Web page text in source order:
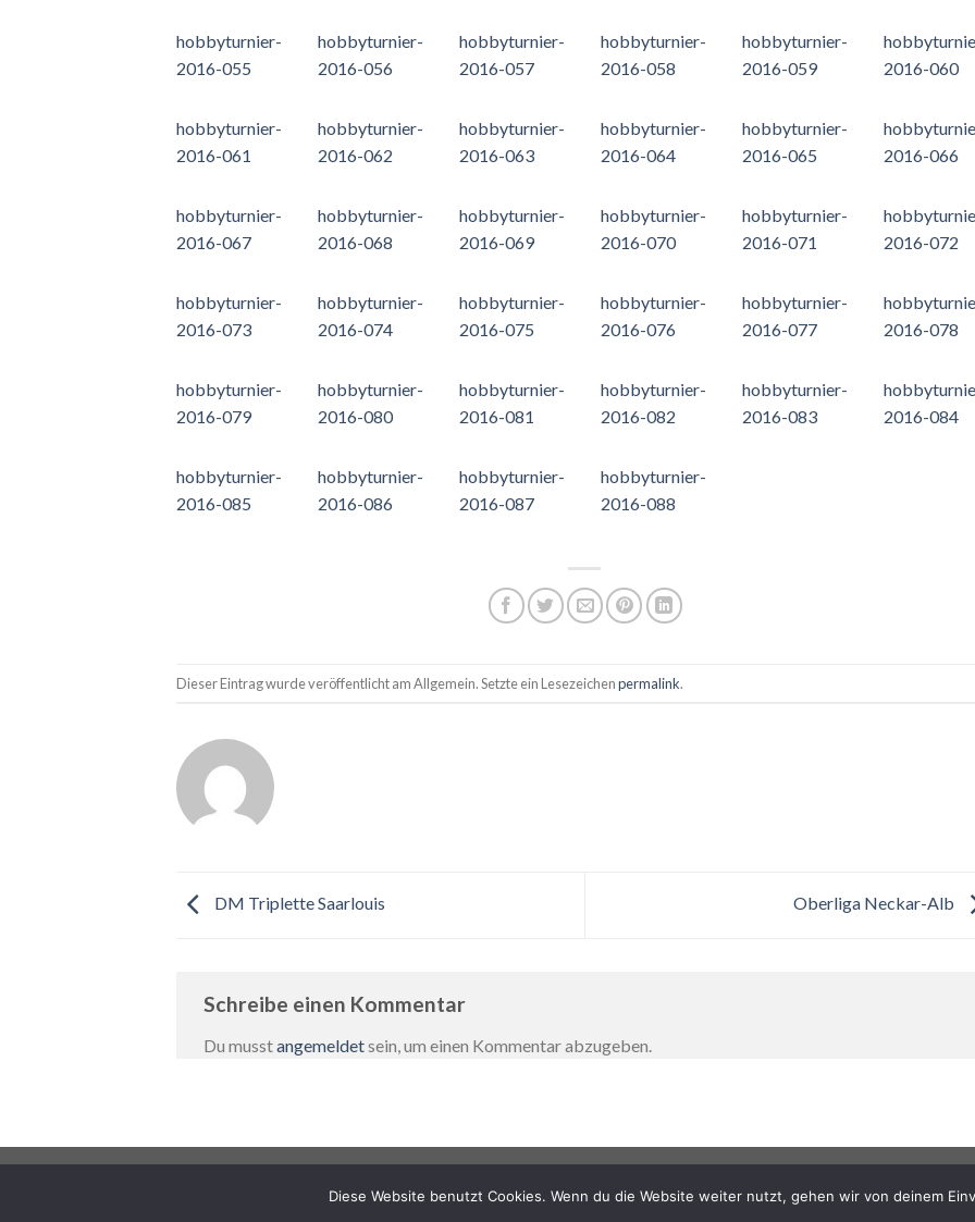
hobbyturnier-
2016-055
hobbyturnier-
2016-056
hobbyturnier-
2016-057
hobbyturnier-
2016-058
hobbyturnier-
2016-059
2016-060
hobbyturnier-
2016-061
hobbyturnier-
2016-062
hobbyturnier-
2016-063
hobbyturnier-
2016-064
hobbyturnier-
2016-065
2016-066
hobbyturnier-
2016-067
hobbyturnier-
2016-068
hobbyturnier-
2016-069
hobbyturnier-
2016-070
hobbyturnier-
2016-071
2016-072
hobbyturnier-
2016-073
hobbyturnier-
2016-074
hobbyturnier-
2016-075
hobbyturnier-
2016-076
hobbyturnier-
2016-077
2016-078
hobbyturnier-
2016-079
hobbyturnier-
2016-080
hobbyturnier-
2016-081
hobbyturnier-
2016-082
hobbyturnier-
2016-083
2016-084
hobbyturnier-
2016-085
hobbyturnier-
2016-086
hobbyturnier-
2016-087
hobbyturnier-
2016-088
Dieser Eintrag wurde veröffentlicht am Allgemein. Setzte ein Lesezeichenpermalink.
DM Triplette Saarlouis Oberliga Neckar-Alb
Schreibe einen Kommentar
Du musstangemeldetsein, um einen Kommentar abzugeben.
IMPRESSUM DATENSCHUTZERKLÄRUNG
VfB Neuffen
Diese Website benutzt Cookies. Wenn du die Website weiter nutzt, gehen wir von deinem